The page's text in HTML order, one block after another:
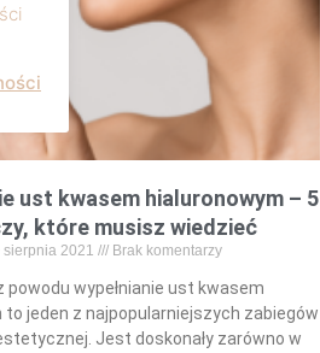
ust kwasem hialuronowym – 5
które musisz wiedzieć
sierpnia 2021 Brak komentarzy
powodu wypełnianie ust kwasem
to jeden z najpopularniejszych zabiegów
Jest doskonały zarówno w